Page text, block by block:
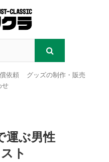
依頼
グッズの制作・販売
せ
運ぶ男性
ト